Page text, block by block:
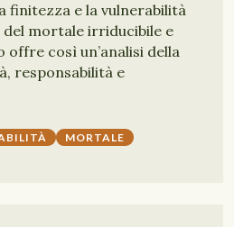
finitezza e la vulnerabilità
mortale irriducibile e
offre così un’analisi della
responsabilità e
MORTALE